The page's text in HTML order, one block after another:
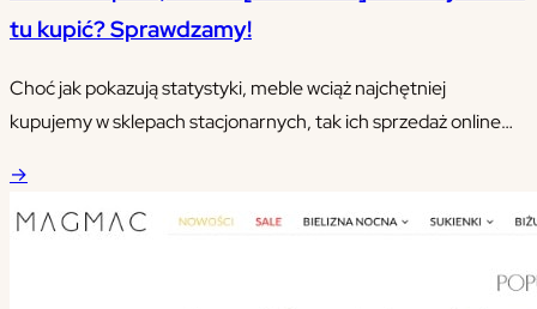
tu kupić? Sprawdzamy!
Choć jak pokazują statystyki, meble wciąż najchętniej
kupujemy w sklepach stacjonarnych, tak ich sprzedaż online
polecenia z kilku powodów.
→